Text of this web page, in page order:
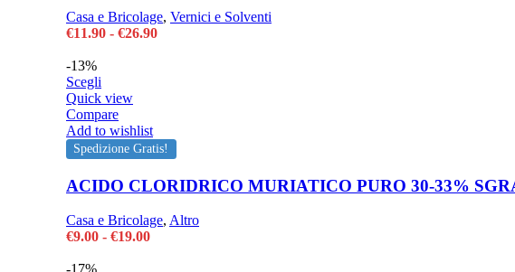
scelte
nella
prodotto
Casa e Bricolage, Vernici e Solventi
€11.90 - €26.90Fascia
-13%
Scegli
prodotto
ha
più
varianti.
Le
opzioni
possono
scelte
nella
Quick view
Compare
Add to wishlist
Spedizione Gratis!
ACIDO CLORIDRICO MURIATICO PURO 30-33%
Casa e Bricolage, Altro
€9.00 - €19.00Fascia